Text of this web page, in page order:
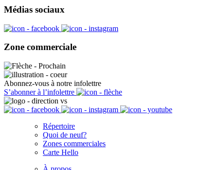
Médias sociaux
Zone commerciale
Abonnez-vous à notre infolettre
S’abonner à l’infolettre
Répertoire
Quoi de neuf?
Zones commerciales
Carte Hello